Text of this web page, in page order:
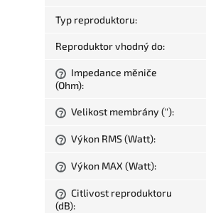
Typ reproduktoru:
Reproduktor vhodný do:
?
Impedance měniče
(Ohm):
? Velikost membrány ("):
? Výkon RMS (Watt):
? Výkon MAX (Watt):
?
Citlivost reproduktoru
(dB):